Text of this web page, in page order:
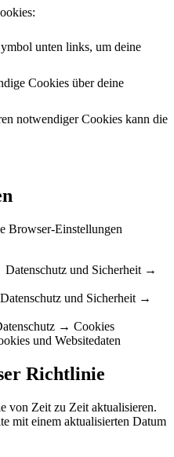
unten links, um deine
Cookies über deine
notwendiger Cookies kann die
Browser-Einstellungen
und Sicherheit →
und Sicherheit →
→ Cookies
und Websitedaten
Richtlinie
von Zeit zu Zeit aktualisieren.
mit einem aktualisierten Datum